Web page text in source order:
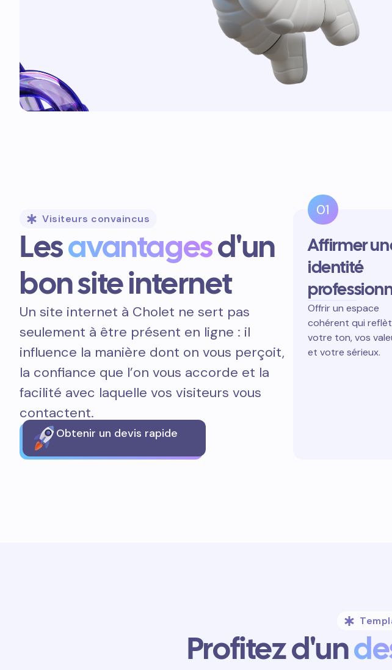
Visiteurs convaincus
Lesavantagesd'un
bon site internet
Un site internet à Cholet ne sert pas
seulement à être présent en ligne : il
influence la manière dont on vous perçoit,
la confiance que l’on vous accorde et la
facilité avec laquelle vos visiteurs vous
contactent.
Obtenir un devis rapide
01
Affirmer
identité
Offrir un espace
cohérent qui
votre ton, vos
et votre sérieux.
Profitez d'un